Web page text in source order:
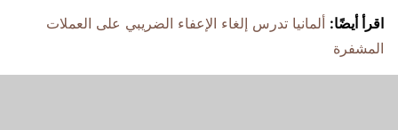
اقرأ أيضًا: ألمانيا تدرس إلغاء الإعفاء الضريبي على العملات
المشفرة